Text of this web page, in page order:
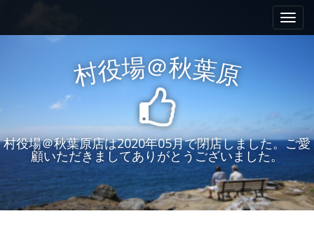
u
i
t
t
村役場＠秋葉原
村役場＠秋葉原店は2020年05月で閉店しました。ご愛
顧いただきましてありがとうございました。